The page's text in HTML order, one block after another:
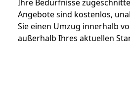
Ihre Bedürfnisse
Angebote sind kostenlos,
Sie einen Umzug innerhalb
außerhalb Ihres aktuellen